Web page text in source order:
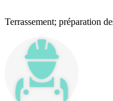
Terrassement; préparation